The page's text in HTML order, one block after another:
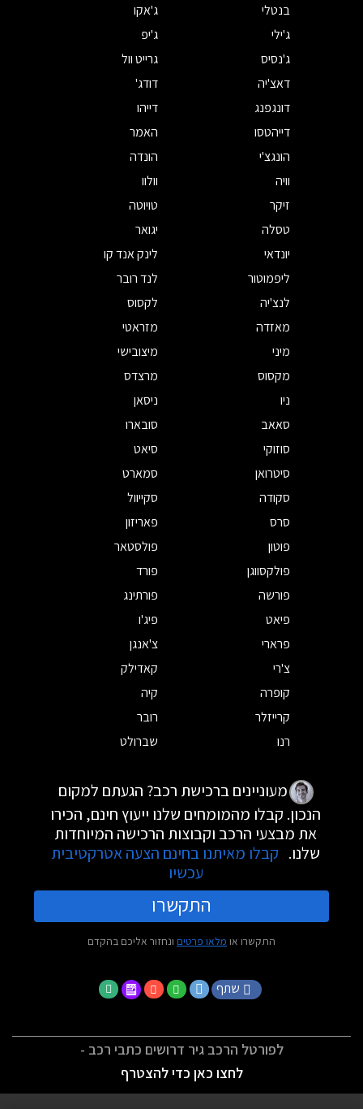
בנטלי
ג'אקו
ג'ילי
ג'יפ
ג'נסיס
גרייט וול
דאצ'יה
דודג'
דונגפנג
דייהו
דייהטסו
האמר
הונגצ'י
הונדה
וויה
וולוו
זיקר
טויוטה
טסלה
יגואר
יונדאי
לינק אנד קו
ליפמוטור
לנד רובר
לנצ'יה
לקסוס
מאזדה
מזראטי
מיני
מיצובישי
מקסוס
מרצדס
ניו
ניסאן
סאאב
סובארו
סוזוקי
סיאט
סיטרואן
סמארט
סקודה
סקייוול
סרס
פאריזון
פוטון
פולסטאר
פולקסווגן
פורד
פורשה
פורתינג
פיאט
פיג'ו
פרארי
צ'אנגן
צ'רי
קאדילק
קופרה
קיה
קרייזלר
רובר
רנו
שברולט
מעוניינים ברכישת רכב? הגעתם למקום
הנכון. קבלו מהמומחים שלנו ייעוץ חינם, הכירו
את מבצעי הרכב וקבוצות הרכישה המיוחדות
שלנו. קבלו מאיתנו בחינם הצעה אטרקטיבית
עכשיו
התקשרו
התקשרו או מלאו פרטים ונחזור אליכם בהקדם
שתף
לפורטל הרכב גיר דרושים כתבי רכב -
לחצו כאן כדי להצטרף